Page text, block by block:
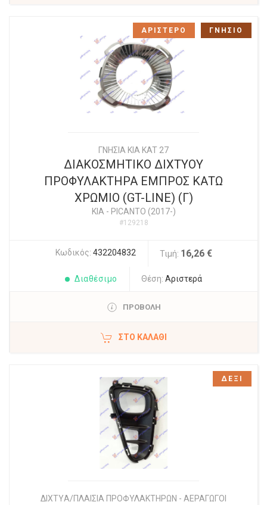
ΓΝΗΣΙΑ KIA KAT 27
ΔΙΑΚΟΣΜΗΤΙΚΟ ΔΙΧΤΥΟΥ
ΠΡΟΦΥΛΑΚΤΗΡΑ ΕΜΠΡΟΣ ΚΑΤΩ
ΧΡΩΜΙΟ (GT-LINE) (Γ)
KIA - PICANTO (2017-)
#129218
Κωδικός: 432204832 Τιμή: 16,26 €
Διαθέσιμο Θέση: Αριστερά
ΠΡΟΒΟΛΗ
ΣΤΟ ΚΑΛΆΘΙ
ΑΡΙΣΤΕΡΟ ΓΝΗΣΙΟ
ΔΙΧΤYΑ/ΠΛΑΙΣΙΑ ΠΡΟΦΥΛΑΚΤΗΡΩΝ - ΑΕΡΑΓΩΓΟΙ
ΔΕΞΙ